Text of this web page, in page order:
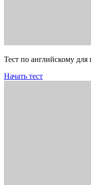
Тест по английскому для
Начать тест